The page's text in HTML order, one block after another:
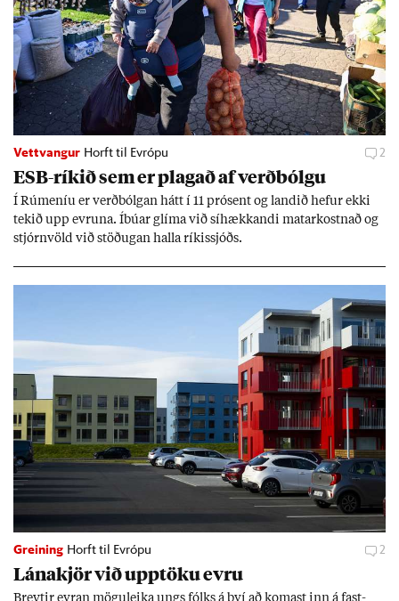
Vettvangur Horft til Evrópu 2
ESB-rík­ið sem er plag­að af verð­bólgu
Í Rúm­en­íu er verð­bólg­an hátt í 11 pró­sent og land­ið hef­ur ekki
tek­ið upp evr­una. Íbú­ar glíma við sí­hækk­andi mat­ar­kostn­að og
stjórn­völd við stöð­ug­an halla rík­is­sjóðs.
Greining Horft til Evrópu 2
Lána­kjör við upp­töku evru